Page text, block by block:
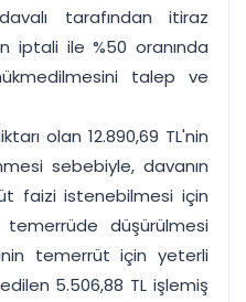
tarafından itiraz
iptali ile %50 oranında
talep ve
olan 12.890,69 TL'nin
sebebiyle, davanın
faizi istenebilmesi için
düşürülmesi
temerrüt için yeterli
5.506,88 TL işlemiş